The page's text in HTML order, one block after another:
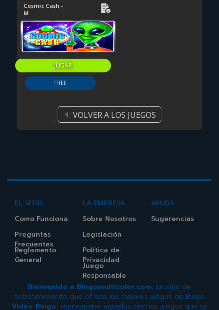
Cosmic Cash -
M
JUGAR
FREE
VOLVER A LOS JUEGOS
EL SITIO
Como Funciona
Preguntas
Frecuentes
Reglamento
General
LA EMPRESA
Sobre Nosotros
Legislación
Política de
Privacidad
Juego
Responsable
AYUDA
Sugerencias
Bienvenido a Bingomulticolor.com, un sitio de
entretenimiento que ofrece los mejores juegos de Bingo.
Video Bingo: reencuentre aquellos mismos juegos que se